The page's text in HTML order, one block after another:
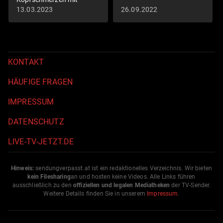
Ernährungsumstellung
13.03.2023 26.09.2022
KONTAKT
HÄUFIGE FRAGEN
IMPRESSUM
DATENSCHUTZ
LIVE-TV-JETZT.DE
Hinweis: sendungverpasst.at ist ein redaktionelles Verzeichnis. Wir bieten
kein Filesharingan und hosten keine Videos. Alle Links führen
ausschließlich zu den offiziellen und legalen Mediatheken der TV-Sender.
Weitere Details finden Sie in unserem Impressum.